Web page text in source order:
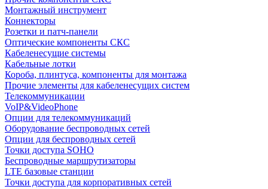
Монтажный инструмент
Коннекторы
Розетки и патч-панели
Оптические компоненты СКС
Кабеленесущие системы
Кабельные лотки
Короба, плинтуса, компоненты для монтажа
Прочие элементы для кабеленесущих систем
Телекоммуникации
VoIP&VideoPhone
Опции для телекоммуникаций
Оборудование беспроводных сетей
Опции для беспроводных сетей
Точки доступа SOHO
Беспроводные маршрутизаторы
LTE базовые станции
Точки доступа для корпоративных сетей